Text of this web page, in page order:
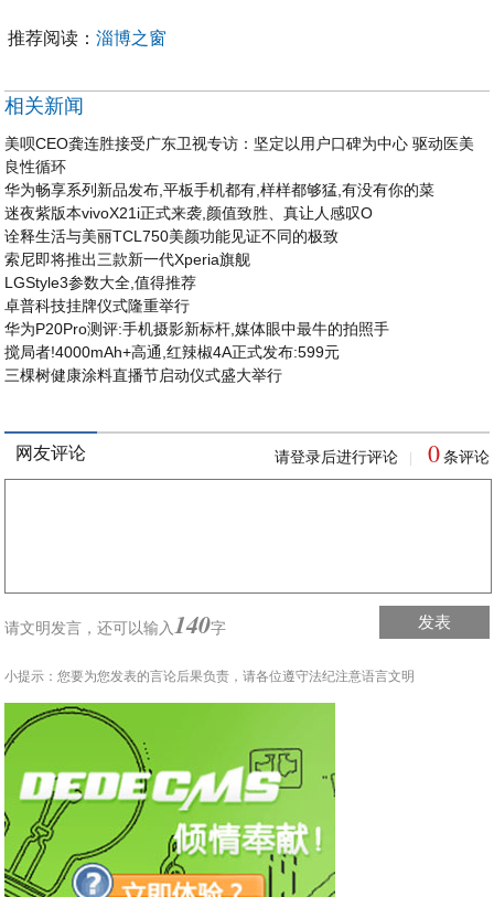
推荐阅读：淄博之窗
相关新闻
美呗CEO龚连胜接受广东卫视专访：坚定以用户口碑为中心 驱动医美
良性循环
华为畅享系列新品发布,平板手机都有,样样都够猛,有没有你的菜
迷夜紫版本vivoX21i正式来袭,颜值致胜、真让人感叹O
诠释生活与美丽TCL750美颜功能见证不同的极致
索尼即将推出三款新一代Xperia旗舰
LGStyle3参数大全,值得推荐
卓普科技挂牌仪式隆重举行
华为P20Pro测评:手机摄影新标杆,媒体眼中最牛的拍照手
搅局者!4000mAh+高通,红辣椒4A正式发布:599元
三棵树健康涂料直播节启动仪式盛大举行
网友评论 请登录后进行评论 0 条评论
请文明发言，还可以输入 140字 发表
小提示：您要为您发表的言论后果负责，请各位遵守法纪注意语言文明